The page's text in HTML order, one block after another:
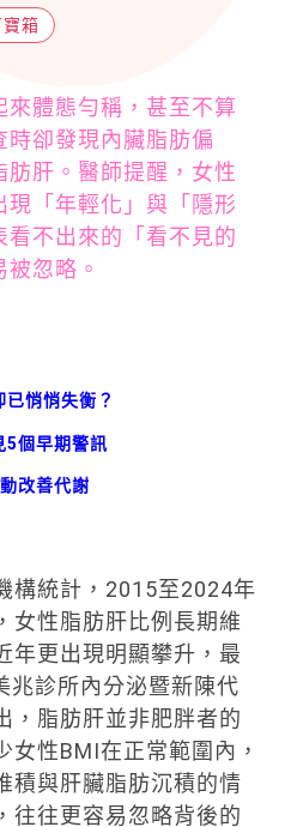
箱
來體態勻稱，甚至不算
時卻發現內臟脂肪偏
肪肝。醫師提醒，女性
現「年輕化」與「隱形
看不出來的「看不見的
忽略。
悄悄失衡？
5個早期警訊
改善代謝
構統計，2015至2024年
女性脂肪肝比例長期維
年更出現明顯攀升，最
兆診所內分泌暨新陳代
，脂肪肝並非肥胖者的
女性BMI在正常範圍內，
積與肝臟脂肪沉積的情
往往更容易忽略背後的